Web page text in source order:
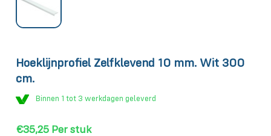
Hoeklijnprofiel Zelfklevend 10 mm. Wit 300
cm.
Binnen 1 tot 3 werkdagen geleverd
€35,25 Per stuk